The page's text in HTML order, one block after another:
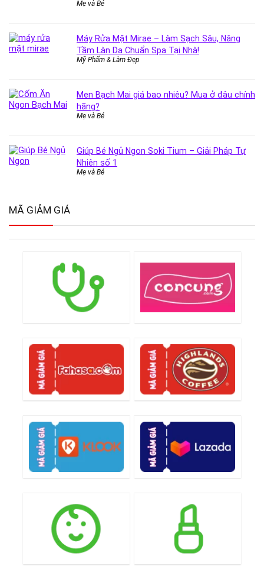
Mẹ và Bé
Máy Rửa Mặt Mirae – Làm Sạch Sâu, Nâng
Tầm Làn Da Chuẩn Spa Tại Nhà!
Mỹ Phẩm & Làm Đẹp
Men Bạch Mai giá bao nhiêu? Mua ở đâu chính
hãng?
Mẹ và Bé
Giúp Bé Ngủ Ngon Soki Tium – Giải Pháp Tự
Nhiên số 1
Mẹ và Bé
MÃ GIẢM GIÁ